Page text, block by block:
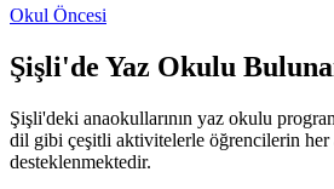
Okul Öncesi
Şişli'de Yaz Okulu
Şişli'deki anaokullarının yaz okulu
dil gibi çeşitli aktivitelerle öğrencilerin her
desteklenmektedir.